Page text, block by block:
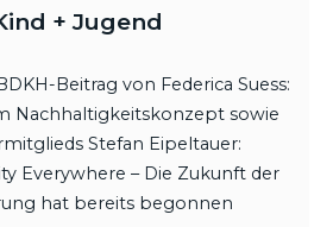
+ Jugend
Beitrag von Federica Suess:
Nachhaltigkeitskonzept sowie
Stefan Eipeltauer:
Everywhere – Die Zukunft der
hat bereits begonnen